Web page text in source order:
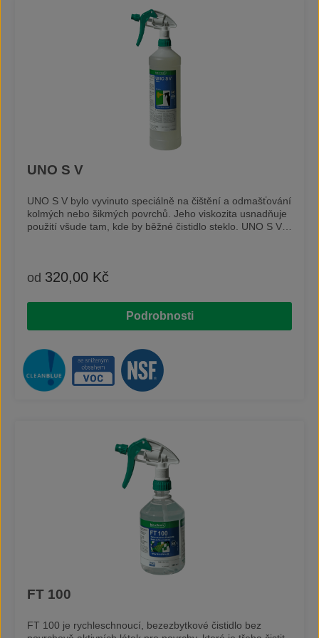
UNO S V
UNO S V bylo vyvinuto speciálně na čištění a odmašťování
kolmých nebo šikmých povrchů. Jeho viskozita usnadňuje
použití všude tam, kde by běžné čistidlo steklo. UNO S V
zbytky čerstvých barev a inkoustové skvrny. Čistidlo je
povrchů jako např. kov, dřevo, plast, keramika. Vyvarujte
se použití koncentrovaného čistidla na hliníkové a
pozinkované povrchy – bez obav lze použít při ředění 1:30
test snášenlivosti. Čistidlo je velmi ekologické – je
biologicky rozložitelné v souladu s nařízením EU,
nehořlavé a bez obsahu fosfátů a nitrilotrioctové kyseliny.
Čistidlo má také NSF certifikát (registrační č.: 142391, kód
% a tudíž se přispívá ke snižování používání rozpouštědel
a chlorovaný uhlovodíků. Charakteristické vlastnosti vodou
ředitelné alkalické čistidlo bez obsahu fosfátů a se
sníženým obsahem rozpouštědel lze ředit až do poměru
1:40 odstraňuje oleje, mastnotu, zbytky proteinů a
inkoustové skvrny lze jej použít na kov, dřevo, plasty,
keramiku a další povrchy dobré čisticí schopnosti při
teplotě okolí NSF certifikát (registrační č. 144386, kód
kategorie: A1)Poznámka: ředěním se ztrácí viskozita
Běžná cena:
od 320,00 Kč
Podrobnosti
FT 100
FT 100 je rychleschnoucí, bezezbytkové čistidlo bez